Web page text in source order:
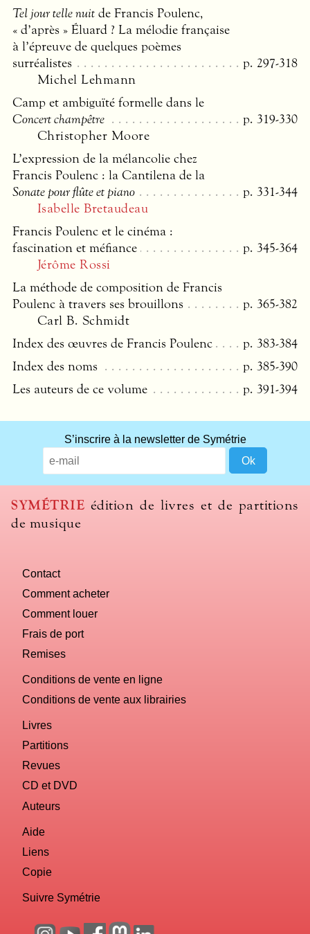
Tel jour telle nuit de Francis Poulenc,
« d’après » Éluard ? La mélodie française
à l’épreuve de quelques poèmes
surréalistes
p. 297-318
Michel Lehmann
Camp et ambiguïté formelle dans le
Concert champêtre
p. 319-330
Christopher Moore
L’expression de la mélancolie chez
Francis Poulenc : la Cantilena de la
Sonate pour flûte et piano
p. 331-344
Isabelle Bretaudeau
Francis Poulenc et le cinéma :
fascination et méfiance
p. 345-364
Jérôme Rossi
La méthode de composition de Francis
Poulenc à travers ses brouillons
p. 365-382
Carl B. Schmidt
Index des œuvres de Francis Poulenc
p. 383-384
Index des noms
p. 385-390
Les auteurs de ce volume
p. 391-394
S’inscrire à la newsletter de Symétrie
SYMÉTRIE édition de livres et de partitions
de musique
Contact
Comment acheter
Comment louer
Frais de port
Remises
Conditions de vente en ligne
Conditions de vente aux librairies
Livres
Partitions
Revues
CD et DVD
Auteurs
Aide
Liens
Copie
Suivre Symétrie